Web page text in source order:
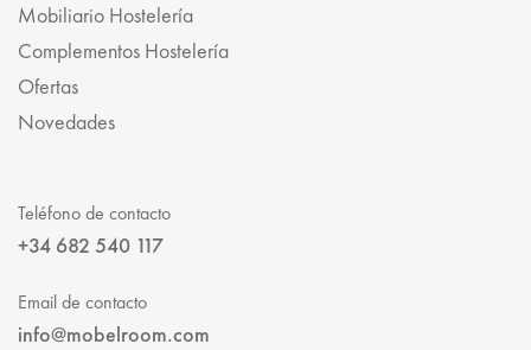
Mobiliario Hostelería
Complementos Hostelería
Ofertas
Novedades
Teléfono de contacto
+34 682 540 117
Email de contacto
info@mobelroom.com